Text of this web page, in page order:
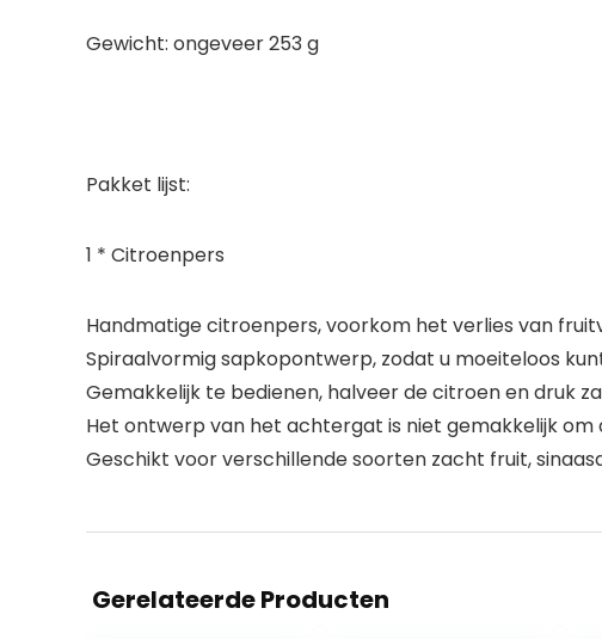
Gewicht: ongeveer 253 g
Pakket lijst:
1 * Citroenpers
Handmatige citroenpers, voorkom het verlies van
Spiraalvormig sapkopontwerp, zodat u moeiteloos
Gemakkelijk te bedienen, halveer de citroen en druk
Het ontwerp van het achtergat is niet gemakkelijk
Geschikt voor verschillende soorten zacht fruit,
Gerelateerde Producten